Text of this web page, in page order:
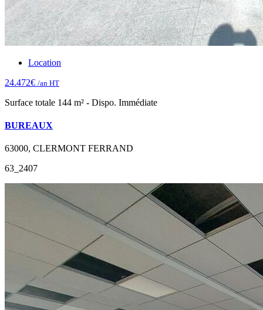
Location
24.472€ /an HT
Surface totale 144 m² - Dispo. Immédiate
BUREAUX
63000, CLERMONT FERRAND
63_2407